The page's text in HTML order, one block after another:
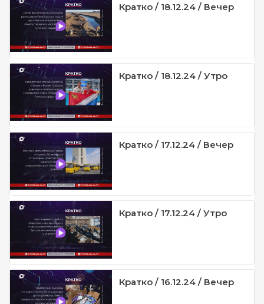
Кратко / 18.12.24 / Вечер
Кратко / 18.12.24 / Утро
Кратко / 17.12.24 / Вечер
Кратко / 17.12.24 / Утро
Кратко / 16.12.24 / Вечер